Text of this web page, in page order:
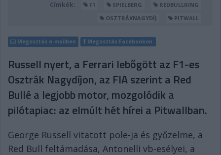
Címkék: F1 SPIELBERG
REDBULLRING
OSZTRÁKNAGYDÍJ
PITWALL
Megosztás e-mailben Megosztás Facebookon
Russell nyert, a Ferrari lebőgött az F1-es
Osztrák Nagydíjon, az FIA szerint a Red
Bullé a legjobb motor, mozgolódik a
pilótapiac: az elmúlt hét hírei a Pitwallban.
George Russell vitatott pole-ja és győzelme, a
Red Bull feltámadása, Antonelli vb-esélyei, a